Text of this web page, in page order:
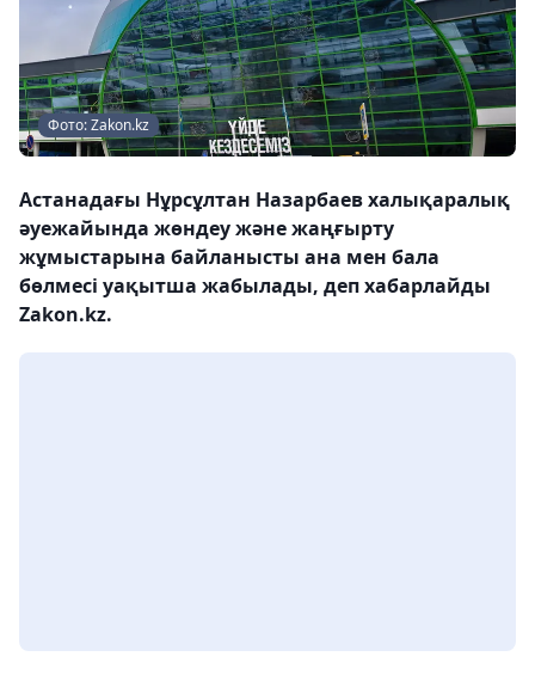
Фото: Zakon.kz
Астанадағы Нұрсұлтан Назарбаев халықаралық
әуежайында жөндеу және жаңғырту
жұмыстарына байланысты ана мен бала
бөлмесі уақытша жабылады, деп хабарлайды
Zakon.kz.